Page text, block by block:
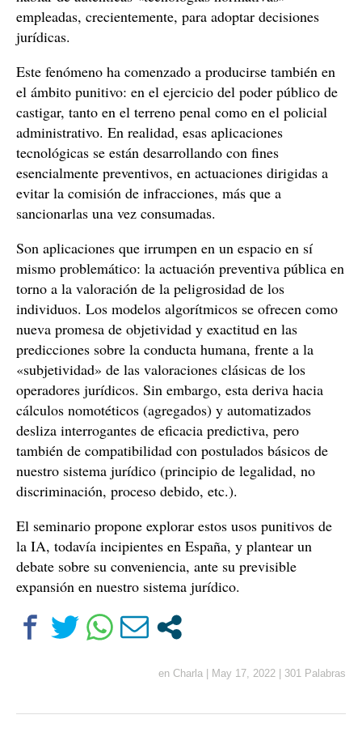
empleadas, crecientemente, para adoptar decisiones
jurídicas.
Este fenómeno ha comenzado a producirse también en
el ámbito punitivo: en el ejercicio del poder público de
castigar, tanto en el terreno penal como en el policial
administrativo. En realidad, esas aplicaciones
tecnológicas se están desarrollando con fines
esencialmente preventivos, en actuaciones dirigidas a
evitar la comisión de infracciones, más que a
sancionarlas una vez consumadas.
Son aplicaciones que irrumpen en un espacio en sí
mismo problemático: la actuación preventiva pública en
torno a la valoración de la peligrosidad de los
individuos. Los modelos algorítmicos se ofrecen como
nueva promesa de objetividad y exactitud en las
predicciones sobre la conducta humana, frente a la
«subjetividad» de las valoraciones clásicas de los
operadores jurídicos. Sin embargo, esta deriva hacia
cálculos nomotéticos (agregados) y automatizados
desliza interrogantes de eficacia predictiva, pero
también de compatibilidad con postulados básicos de
nuestro sistema jurídico (principio de legalidad, no
discriminación, proceso debido, etc.).
El seminario propone explorar estos usos punitivos de
la IA, todavía incipientes en España, y plantear un
debate sobre su conveniencia, ante su previsible
expansión en nuestro sistema jurídico.
en Charla May 17, 2022 301 Palabras